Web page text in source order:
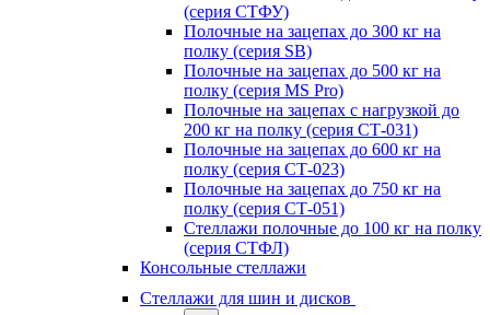
(серия СТФУ)
Полочные на зацепах до 300 кг на
полку (серия SB)
Полочные на зацепах до 500 кг на
полку (серия MS Pro)
Полочные на зацепах с нагрузкой до
200 кг на полку (серия СТ-031)
Полочные на зацепах до 600 кг на
полку (серия СТ-023)
Полочные на зацепах до 750 кг на
полку (серия СТ-051)
Стеллажи полочные до 100 кг на полку
(серия СТФЛ)
Консольные стеллажи
Стеллажи для шин и дисков